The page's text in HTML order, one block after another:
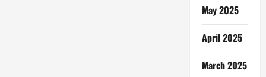
May 2025
April 2025
March 2025